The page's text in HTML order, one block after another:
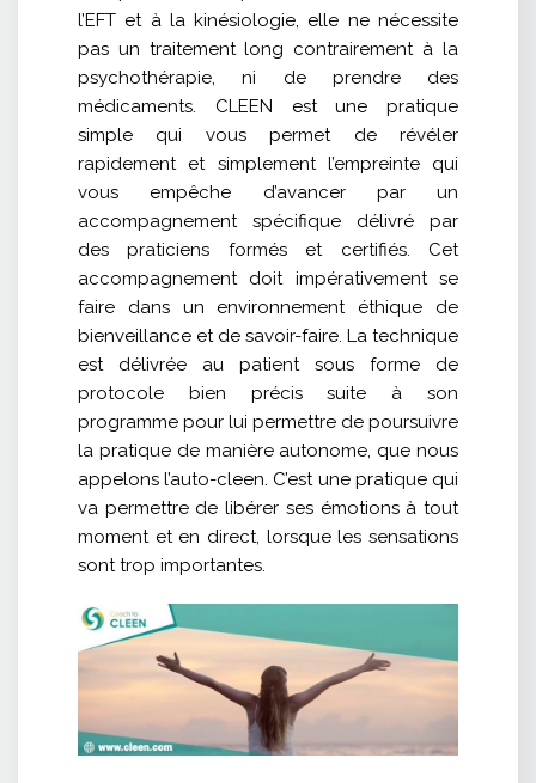
l’EFT et à la kinésiologie, elle ne nécessite
pas un traitement long contrairement à la
psychothérapie, ni de prendre des
médicaments. CLEEN est une pratique
simple qui vous permet de révéler
rapidement et simplement l’empreinte qui
vous empêche d’avancer par un
accompagnement spécifique délivré par
des praticiens formés et certifiés. Cet
accompagnement doit impérativement se
faire dans un environnement éthique de
bienveillance et de savoir-faire. La technique
est délivrée au patient sous forme de
protocole bien précis suite à son
programme pour lui permettre de poursuivre
la pratique de manière autonome, que nous
appelons l’auto-cleen. C’est une pratique qui
va permettre de libérer ses émotions à tout
moment et en direct, lorsque les sensations
sont trop importantes.